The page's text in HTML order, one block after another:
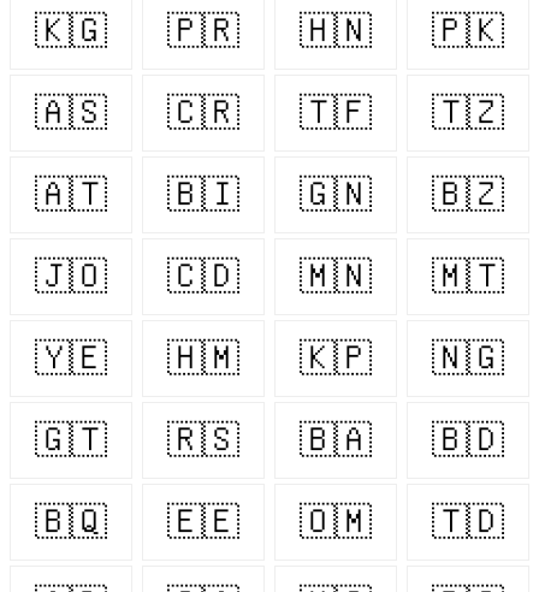
🇰🇬 🇵🇷 🇭🇳 🇵🇰
🇦🇸 🇨🇷 🇹🇫 🇹🇿
🇦🇹 🇧🇮 🇬🇳 🇧🇿
🇯🇴 🇨🇩 🇲🇳 🇲🇹
🇾🇪 🇭🇲 🇰🇵 🇳🇬
🇬🇹 🇷🇸 🇧🇦 🇧🇩
🇧🇶 🇪🇪 🇴🇲 🇹🇩